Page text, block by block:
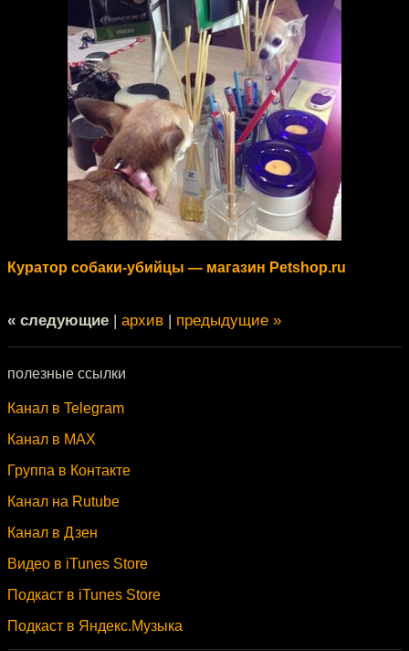
Куратор собаки-убийцы — магазин Petshop.ru
« следующие | архив | предыдущие »
полезные ссылки
Канал в Telegram
Канал в MAX
Группа в Контакте
Канал на Rutube
Канал в Дзен
Видео в iTunes Store
Подкаст в iTunes Store
Подкаст в Яндекс.Музыка